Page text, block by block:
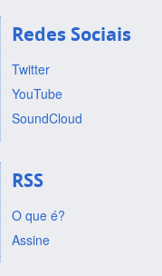
Redes Sociais
Twitter
YouTube
SoundCloud
RSS
O que é?
Assine